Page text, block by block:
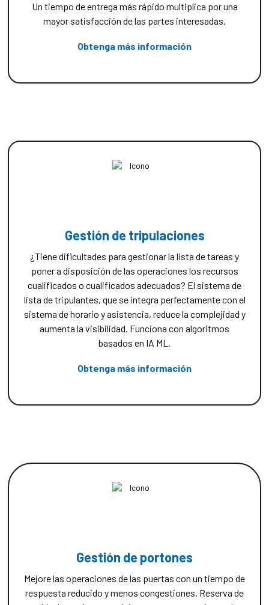
Un tiempo de entrega más rápido multiplica por una
mayor satisfacción de las partes interesadas.
Obtenga más información
Gestión de tripulaciones
¿Tiene dificultades para gestionar la lista de tareas y
poner a disposición de las operaciones los recursos
cualificados o cualificados adecuados? El sistema de
lista de tripulantes, que se integra perfectamente con el
sistema de horario y asistencia, reduce la complejidad y
aumenta la visibilidad. Funciona con algoritmos
basados en IA ML.
Obtenga más información
Gestión de portones
Mejore las operaciones de las puertas con un tiempo de
respuesta reducido y menos congestiones. Reserva de